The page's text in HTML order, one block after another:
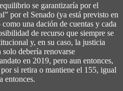
se garantizaría por el
por el Senado (ya está previsto en
una dación de cuentas y cada
de recurso que siempre se
y, en su caso, la justicia
debería renovarse
en 2019, pero aun entonces,
si retira o mantiene el 155, igual
entonces.